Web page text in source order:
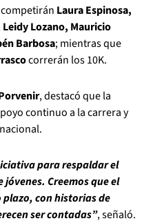
Laura Espinosa,
Lozano, Mauricio
Barbosa; mientras que
correrán los 10K.
, destacó que la
continuo a la carrera y
para respaldar el
Creemos que el
con historias de
ser contadas”, señaló.